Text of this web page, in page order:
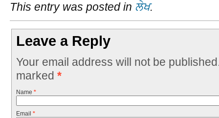
This entry was posted in ਲੇਖ.
Leave a Reply
Your email address will not be
marked *
Name *
Email *